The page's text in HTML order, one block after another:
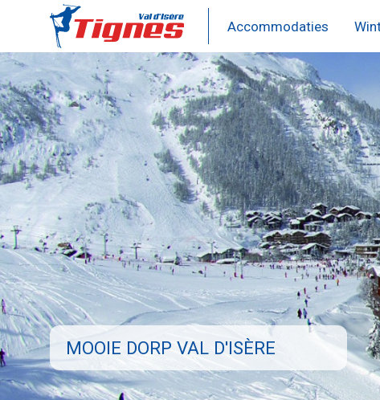
Overslaan
de
inhoud
gaan
Hoofdmenu
Espace
Killy
Accommodaties
MOOIE DORP VAL D'ISÈRE